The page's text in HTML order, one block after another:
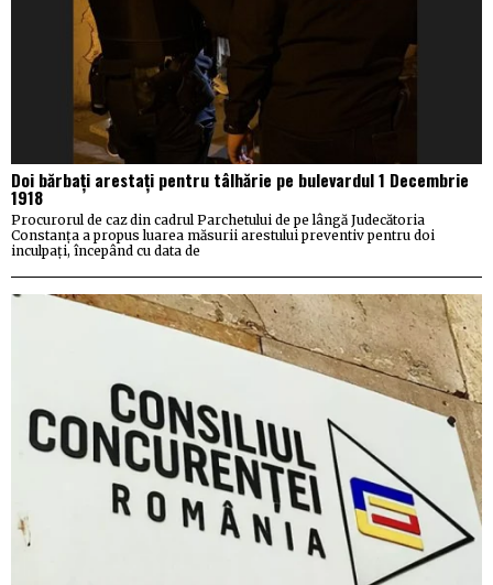
Doi bărbați arestați pentru tâlhărie pe bulevardul 1 Decembrie
1918
Procurorul de caz din cadrul Parchetului de pe lângă Judecătoria
Constanța a propus luarea măsurii arestului preventiv pentru doi
inculpați, începând cu data de